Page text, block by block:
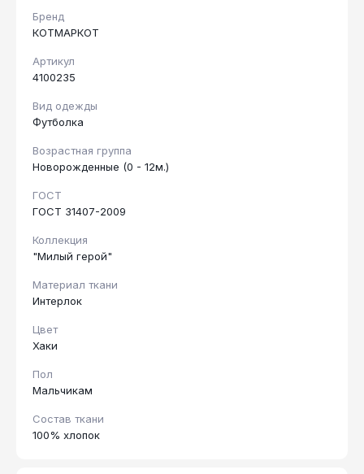
Бренд
КОТМАРКОТ
Артикул
4100235
Вид одежды
Футболка
Возрастная группа
Новорожденные (0 - 12м.)
ГОСТ
ГОСТ 31407-2009
Коллекция
"Милый герой"
Материал ткани
Интерлок
Цвет
Хаки
Пол
Мальчикам
Состав ткани
100% хлопок